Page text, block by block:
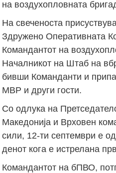
на воздухопловната
На свеченоста
Здружено Оперативната
Командантот на
Началникот на Штаб на
бивши Команданти и
МВР и други гости.
Со одлука на
Македонија и Врховен
сили, 12-ти септември е
денот кога е истрелана
Командантот на бПВО,